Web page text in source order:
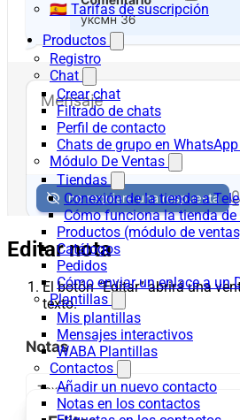
🇪🇸 Tarifas de suscripción
Productos
Registro
Chat
Crear chat
Filtrado de chats
Perfil de contacto
Chats de grupo en
Módulo De Ventas
Tiendas
Conexión de la tienda a
Cómo funciona la tienda
Productos (módulo de
Catálogos
Pedidos
Cómo enviar un enlace a un
Plantillas
Mis plantillas
Mensajes interactivos
WABA Plantillas
Contactos
Añadir un nuevo contacto
Notas en los contactos
Editar nota
El botón “Editar” abrirá una
texto.